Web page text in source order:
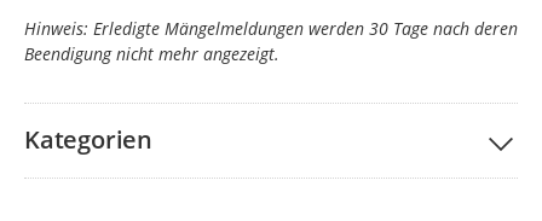
Hinweis: Erledigte Mängelmeldungen werden 30 Tage nach deren
Beendigung nicht mehr angezeigt.
Kategorien